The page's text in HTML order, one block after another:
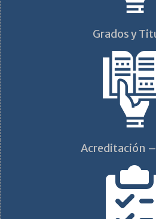
Grados y
Acreditación –